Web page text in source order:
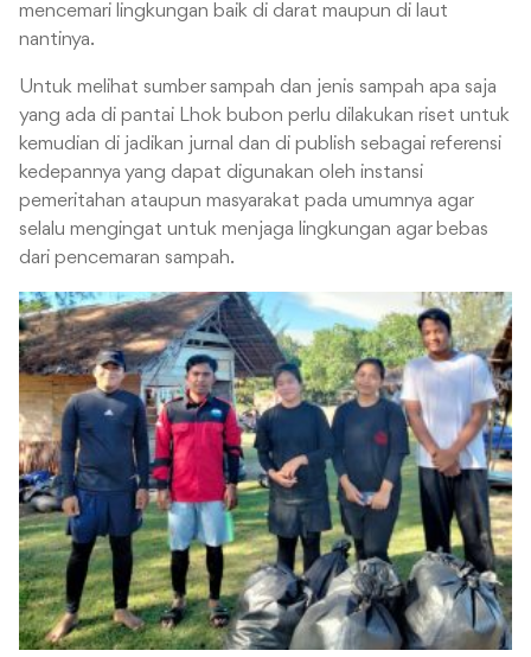
mencemari lingkungan baik di darat maupun di laut
nantinya.
Untuk melihat sumber sampah dan jenis sampah apa saja
yang ada di pantai Lhok bubon perlu dilakukan riset untuk
kemudian di jadikan jurnal dan di publish sebagai referensi
kedepannya yang dapat digunakan oleh instansi
pemeritahan ataupun masyarakat pada umumnya agar
selalu mengingat untuk menjaga lingkungan agar bebas
dari pencemaran sampah.